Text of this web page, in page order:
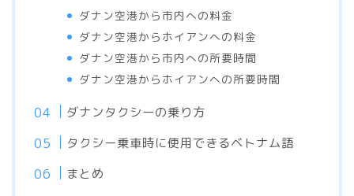
ダナン空港から市内への料金
ダナン空港からホイアンへの料金
ダナン空港から市内への所要時間
ダナン空港からホイアンへの所要時間
ダナンタクシーの乗り方
タクシー乗車時に使用できるベトナム語
まとめ